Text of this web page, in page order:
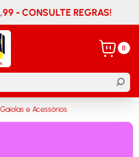
- CONSULTE REGRAS!
0
Gaiolas e Acessórios